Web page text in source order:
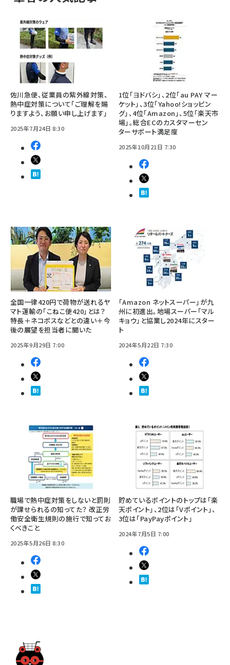
佐川急便、従業員の紫外線対策、
熱中症対策について「ご理解を賜
りますよう、お願い申し上げます」
2025年7月24日 8:30
1位「ヨドバシ」、2位「au PAY マー
ケット」、3位「Yahoo!ショッピン
グ」、4位「Amazon」、5位「楽天市
場」。総合ECのカスタマーセン
ターサポート満足度
2025年10月21日 7:30
全国一律420円で荷物が送れるヤ
マト運輸の「こねこ便420」とは？
特長＋ネコポスなどとの違い＋今
後の展望を担当者に聞いた
2025年9月29日 7:00
「Amazon ネットスーパー」が九
州に初進出。地場スーパー「マル
キョウ」と協業し2024年にスター
ト
2024年5月22日 7:30
職場で熱中症対策をしないと罰則
が課せられるの知ってた？ 改正労
働安全衛生規則の施行で知ってお
くべきこと
2025年5月26日 8:30
貯めているポイントのトップは「楽
天ポイント」、2位は「Vポイント」、
3位は「PayPayポイント」
2024年7月5日 7:00